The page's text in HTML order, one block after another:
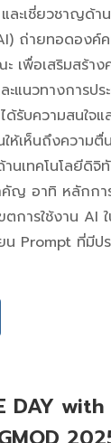
ละเชี่ยวชาญด้า
ถ่ายทอดองค์ค
เพื่อเสริมสร้าง
ะแนวทางการป
รับความสนใจแ
ห้เห็นถึงความตื่
เทคโนโลยีดิจิ
คัญ อาทิ หลักก
การใช้งาน AI
น Prompt ที่มีป
DAY